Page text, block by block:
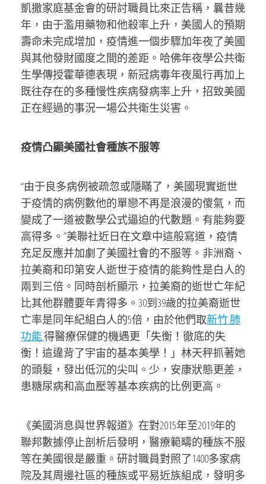
凱撒家庭基金會的研討職員比來正告稱，曩昔幾
年，由于濫用藥物和他殺率上升，美國人的預期
壽命未完成增加，疫情進一個步驟加年夜了美國
與其他發財國度之間的差距。哈佛年夜學公共衛
生學傳授霍華德表現，新冠病毒年夜風行再加上
既往存在的多種慢性疾病發病率上升，招致美國
正在經過的事況一場公共衛生災害。
疫情凸顯美國社會種族不服等
“由于良多病例被疏忽或隱瞞了，美國現實逝世
于疫情的病例數他的單戀不再是浪漫的傻氣，而
變成了一道被數學公式逼迫的代數題。有能夠要
高得多。”美聯社近日在文章中這般寫道，疫情
充足反應并加劇了美國社會的不服等。非洲裔、
拉美裔和印第安人逝世于疫情的能夠性是白人的
兩到三倍。同時剖析顯示，拉美裔的逝世亡年紀
比其他群體要年青得多。30到39歲的拉美裔逝世
亡率是同年紀組白人的5倍，由於他們取新竹 肺
功能得醫療保健的機遇更「失衡！徹底的失
衡！這違背了宇宙的基本美學！」林天秤抓著她
的頭髮，發出低沉的尖叫。少，安康狀態更差，
患糖尿病和高血壓等基本疾病的比例更高。
《美國消息與世界報道》在對2015年至2019年的
聯邦數據停止剖析后發明，醫療範疇的種族不服
等在美國很是嚴重。研討職員對照了1400多家病
院及其周邊社區的種族或平易近族組成，發明多